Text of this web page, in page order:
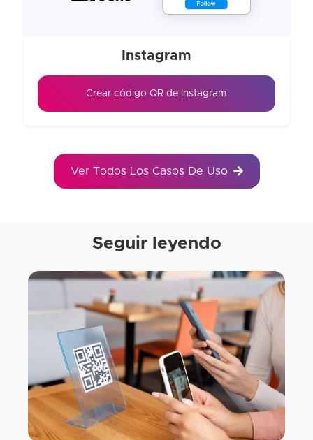
Instagram
Crear código QR de Instagram
Ver Todos Los Casos De Uso
Seguir leyendo